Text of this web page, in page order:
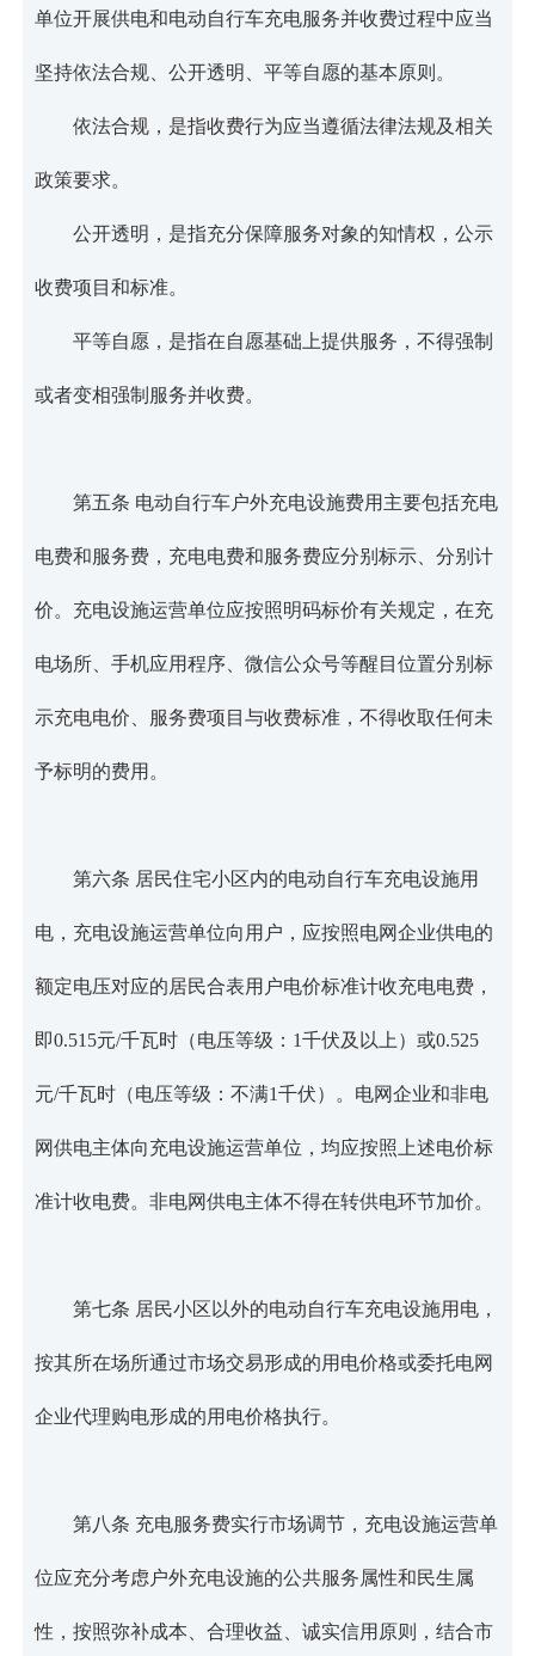
单位开展供电和电动自行车充电服务并收费过程中应当
坚持依法合规、公开透明、平等自愿的基本原则。
依法合规，是指收费行为应当遵循法律法规及相关
政策要求。
公开透明，是指充分保障服务对象的知情权，公示
收费项目和标准。
平等自愿，是指在自愿基础上提供服务，不得强制
或者变相强制服务并收费。
第五条 电动自行车户外充电设施费用主要包括充电
电费和服务费，充电电费和服务费应分别标示、分别计
价。充电设施运营单位应按照明码标价有关规定，在充
电场所、手机应用程序、微信公众号等醒目位置分别标
示充电电价、服务费项目与收费标准，不得收取任何未
予标明的费用。
第六条 居民住宅小区内的电动自行车充电设施用
电，充电设施运营单位向用户，应按照电网企业供电的
额定电压对应的居民合表用户电价标准计收充电电费，
即0.515元/千瓦时（电压等级：1千伏及以上）或0.525
元/千瓦时（电压等级：不满1千伏）。电网企业和非电
网供电主体向充电设施运营单位，均应按照上述电价标
准计收电费。非电网供电主体不得在转供电环节加价。
第七条 居民小区以外的电动自行车充电设施用电，
按其所在场所通过市场交易形成的用电价格或委托电网
企业代理购电形成的用电价格执行。
第八条 充电服务费实行市场调节，充电设施运营单
位应充分考虑户外充电设施的公共服务属性和民生属
性，按照弥补成本、合理收益、诚实信用原则，结合市